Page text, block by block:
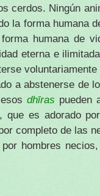
cerdos. Ningún
la forma humana
humana de
eterna e
a abstenerse de
esosdhīras pueden
, que es adorado
completo de las
hombres